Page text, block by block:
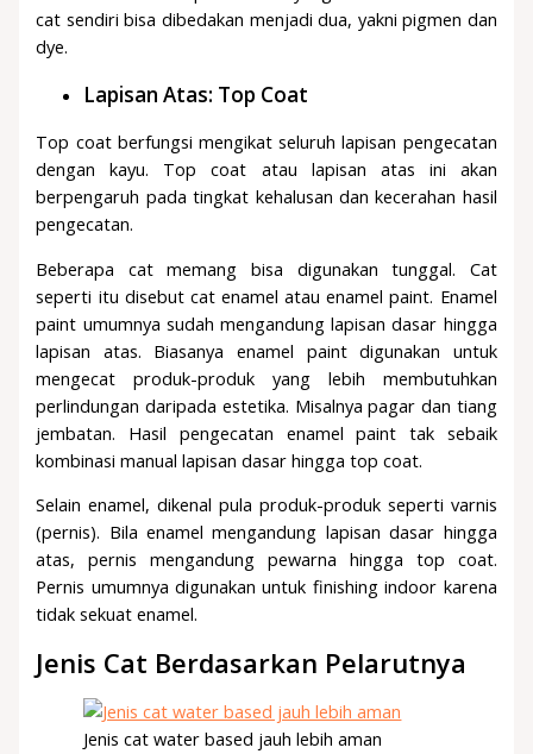
cat sendiri bisa dibedakan menjadi dua, yakni pigmen dan
dye.
Lapisan Atas: Top Coat
Top coat berfungsi mengikat seluruh lapisan pengecatan
dengan kayu. Top coat atau lapisan atas ini akan
berpengaruh pada tingkat kehalusan dan kecerahan hasil
pengecatan.
Beberapa cat memang bisa digunakan tunggal. Cat
seperti itu disebut cat enamel atau enamel paint. Enamel
paint umumnya sudah mengandung lapisan dasar hingga
lapisan atas. Biasanya enamel paint digunakan untuk
mengecat produk-produk yang lebih membutuhkan
perlindungan daripada estetika. Misalnya pagar dan tiang
jembatan. Hasil pengecatan enamel paint tak sebaik
kombinasi manual lapisan dasar hingga top coat.
Selain enamel, dikenal pula produk-produk seperti varnis
(pernis). Bila enamel mengandung lapisan dasar hingga
atas, pernis mengandung pewarna hingga top coat.
Pernis umumnya digunakan untuk finishing indoor karena
tidak sekuat enamel.
Jenis Cat Berdasarkan Pelarutnya
Jenis cat water based jauh lebih aman